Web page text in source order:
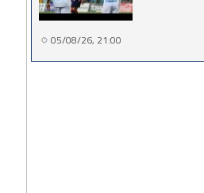
05/08/26, 21:00